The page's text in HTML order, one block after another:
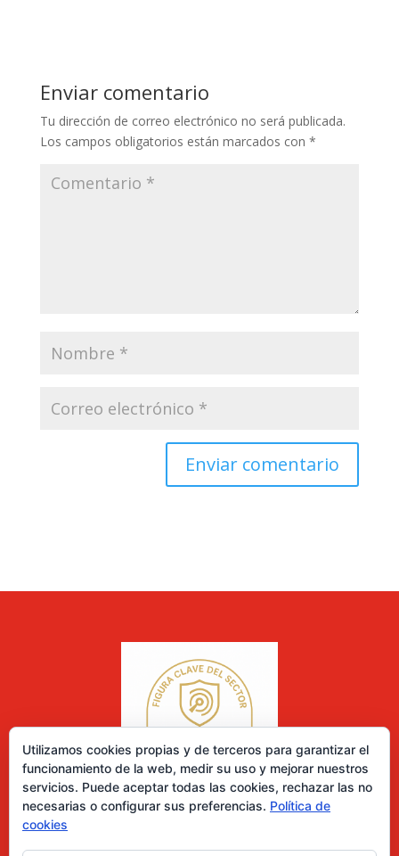
Enviar comentario
Tu dirección de correo electrónico no será publicada.
Los campos obligatorios están marcados con *
Utilizamos cookies propias y de terceros para garantizar el
funcionamiento de la web, medir su uso y mejorar nuestros
servicios. Puede aceptar todas las cookies, rechazar las no
necesarias o configurar sus preferencias. Política de
cookies